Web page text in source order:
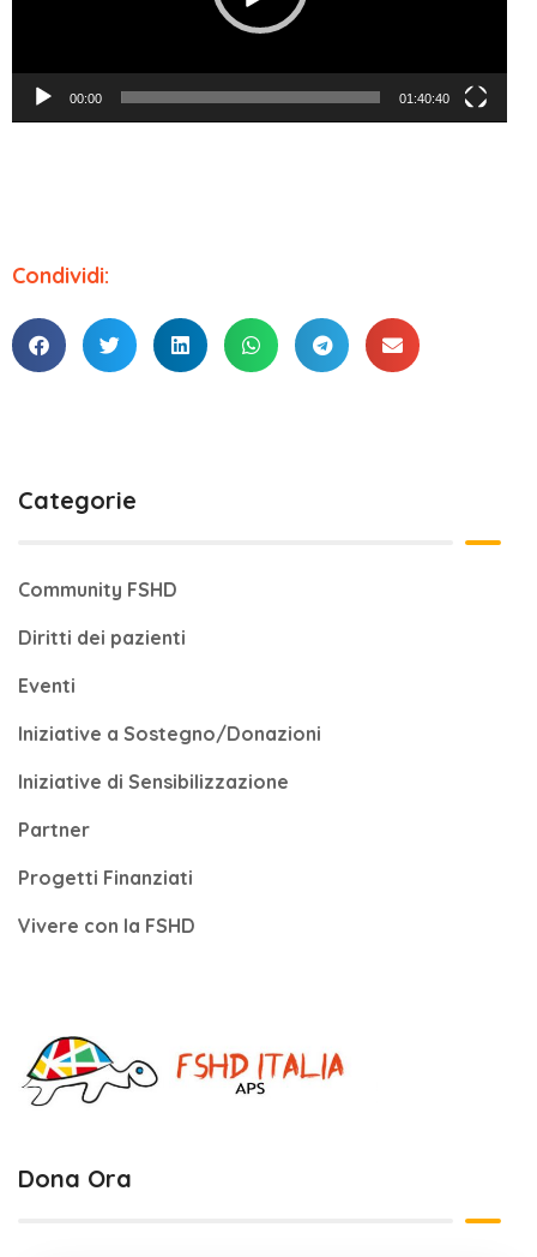
00:00 01:40:40
Condividi:
Categorie
Community FSHD
Diritti dei pazienti
Eventi
Iniziative a Sostegno/Donazioni
Iniziative di Sensibilizzazione
Partner
Progetti Finanziati
Vivere con la FSHD
Dona Ora